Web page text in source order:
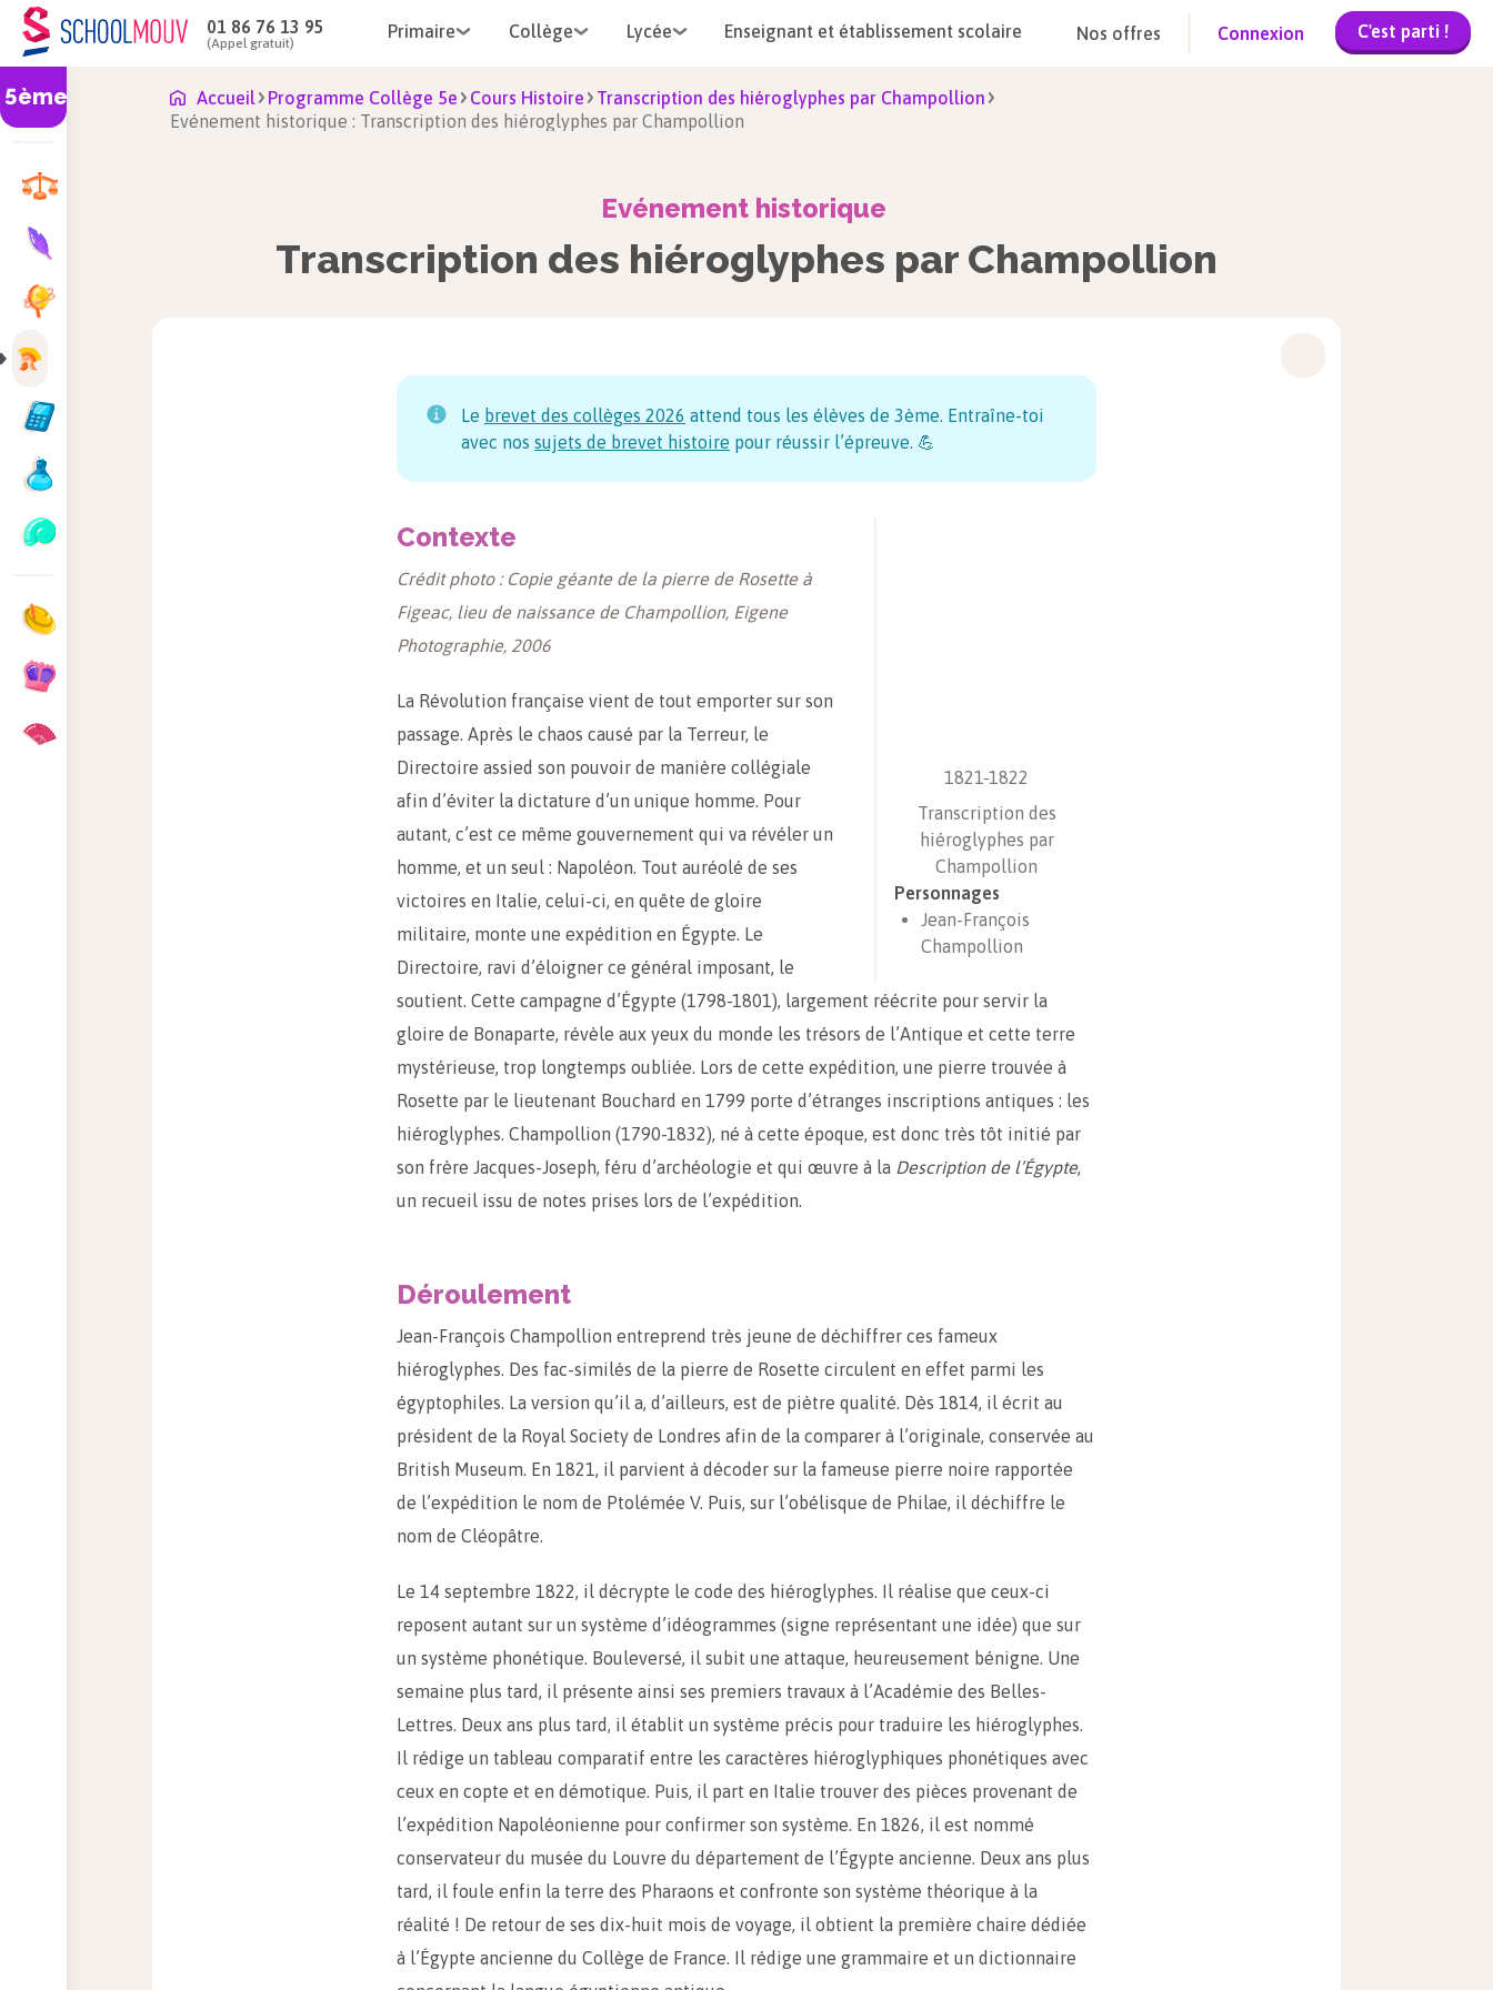
01 86 76 13 95
(Appel gratuit)
Primaire Collège Lycée Enseignant et établissement scolaire Nos offres Connexion C'est parti !
5ème Accueil Programme Collège 5e Cours Histoire
Transcription des hiéroglyphes par Champollion
Evénement historique : Transcription des hiéroglyphes par Champollion
Evénement historique
Transcription des hiéroglyphes par Champollion
Le brevet des collèges 2026 attend tous les élèves de 3ème. Entraîne-toi
avec nos sujets de brevet histoire pour réussir l’épreuve. 💪
1821-1822
Transcription des
hiéroglyphes par
Champollion
Personnages
Jean-François
Champollion
Contexte
Crédit photo : Copie géante de la pierre de Rosette à
Figeac, lieu de naissance de Champollion, Eigene
Photographie, 2006
La Révolution française vient de tout emporter sur son
passage. Après le chaos causé par la Terreur, le
Directoire assied son pouvoir de manière collégiale
afin d’éviter la dictature d’un unique homme. Pour
autant, c’est ce même gouvernement qui va révéler un
homme, et un seul : Napoléon. Tout auréolé de ses
victoires en Italie, celui-ci, en quête de gloire
militaire, monte une expédition en Égypte. Le
Directoire, ravi d’éloigner ce général imposant, le
soutient. Cette campagne d’Égypte (1798-1801), largement réécrite pour servir la
gloire de Bonaparte, révèle aux yeux du monde les trésors de l’Antique et cette terre
mystérieuse, trop longtemps oubliée. Lors de cette expédition, une pierre trouvée à
Rosette par le lieutenant Bouchard en 1799 porte d’étranges inscriptions antiques : les
hiéroglyphes. Champollion (1790-1832), né à cette époque, est donc très tôt initié par
son frère Jacques-Joseph, féru d’archéologie et qui œuvre à la Description de l’Égypte,
un recueil issu de notes prises lors de l’expédition.
Déroulement
Jean-François Champollion entreprend très jeune de déchiffrer ces fameux
hiéroglyphes. Des fac-similés de la pierre de Rosette circulent en effet parmi les
égyptophiles. La version qu’il a, d’ailleurs, est de piètre qualité. Dès 1814, il écrit au
président de la Royal Society de Londres afin de la comparer à l’originale, conservée au
British Museum. En 1821, il parvient à décoder sur la fameuse pierre noire rapportée
de l’expédition le nom de Ptolémée V. Puis, sur l’obélisque de Philae, il déchiffre le
nom de Cléopâtre.
Le 14 septembre 1822, il décrypte le code des hiéroglyphes. Il réalise que ceux-ci
reposent autant sur un système d’idéogrammes (signe représentant une idée) que sur
un système phonétique. Bouleversé, il subit une attaque, heureusement bénigne. Une
semaine plus tard, il présente ainsi ses premiers travaux à l’Académie des Belles-
Lettres. Deux ans plus tard, il établit un système précis pour traduire les hiéroglyphes.
Il rédige un tableau comparatif entre les caractères hiéroglyphiques phonétiques avec
ceux en copte et en démotique. Puis, il part en Italie trouver des pièces provenant de
l’expédition Napoléonienne pour confirmer son système. En 1826, il est nommé
conservateur du musée du Louvre du département de l’Égypte ancienne. Deux ans plus
tard, il foule enfin la terre des Pharaons et confronte son système théorique à la
réalité ! De retour de ses dix-huit mois de voyage, il obtient la première chaire dédiée
à l’Égypte ancienne du Collège de France. Il rédige une grammaire et un dictionnaire